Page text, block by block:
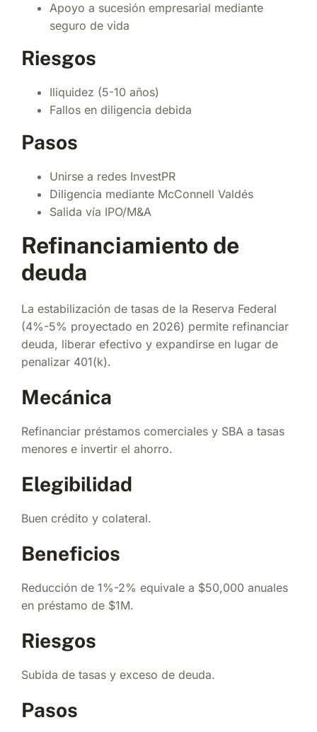
Apoyo a sucesión empresarial mediante
seguro de vida
Riesgos
Iliquidez (5-10 años)
Fallos en diligencia debida
Pasos
Unirse a redes InvestPR
Diligencia mediante McConnell Valdés
Salida vía IPO/M&A
Refinanciamiento de
deuda
La estabilización de tasas de la Reserva Federal
(4%-5% proyectado en 2026) permite refinanciar
deuda, liberar efectivo y expandirse en lugar de
penalizar 401(k).
Mecánica
Refinanciar préstamos comerciales y SBA a tasas
menores e invertir el ahorro.
Elegibilidad
Buen crédito y colateral.
Beneficios
Reducción de 1%-2% equivale a $50,000 anuales
en préstamo de $1M.
Riesgos
Subida de tasas y exceso de deuda.
Pasos